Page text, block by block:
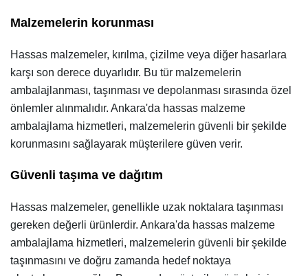
Malzemelerin korunması
Hassas malzemeler, kırılma, çizilme veya diğer hasarlara
karşı son derece duyarlıdır. Bu tür malzemelerin
ambalajlanması, taşınması ve depolanması sırasında özel
önlemler alınmalıdır. Ankara'da hassas malzeme
ambalajlama hizmetleri, malzemelerin güvenli bir şekilde
korunmasını sağlayarak müşterilere güven verir.
Güvenli taşıma ve dağıtım
Hassas malzemeler, genellikle uzak noktalara taşınması
gereken değerli ürünlerdir. Ankara'da hassas malzeme
ambalajlama hizmetleri, malzemelerin güvenli bir şekilde
taşınmasını ve doğru zamanda hedef noktaya